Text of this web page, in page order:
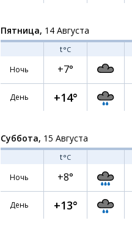
Пятница, 14 Августа
t°C
Ночь
+7°
День +14°
Суббота, 15 Августа
t°C
Ночь
+8°
День +13°